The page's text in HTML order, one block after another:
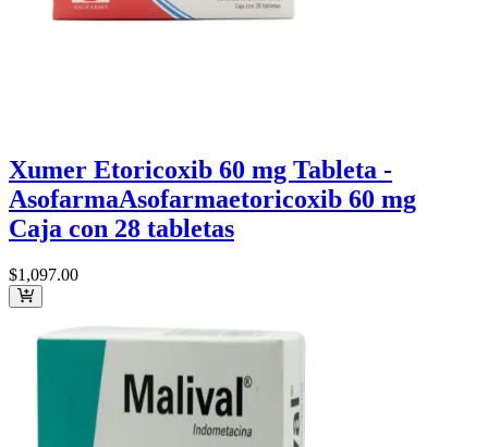
Xumer Etoricoxib 60 mg Tableta -
AsofarmaAsofarmaetoricoxib 60 mg
Caja con 28 tabletas
$1,097.00